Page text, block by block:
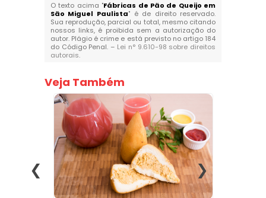
O texto acima "Fábricas de Pão de Queijo em
São Miguel Paulista" é de direito reservado.
Sua reprodução, parcial ou total, mesmo citando
nossos links, é proibida sem a autorização do
autor. Plágio é crime e está previsto no artigo 184
do Código Penal. – Lei n° 9.610-98 sobre direitos
autorais.
Veja Também